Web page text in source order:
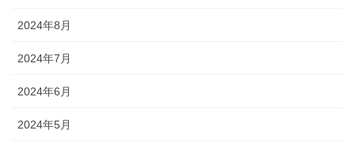
2024年8月
2024年7月
2024年6月
2024年5月